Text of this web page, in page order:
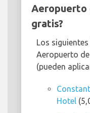
Aeropuerto
gratis?
Los
Aeropuerto
(pueden
Hotel